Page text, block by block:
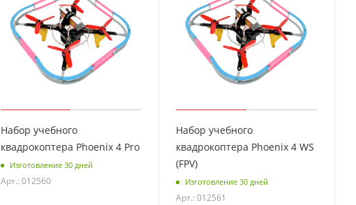
Набор учебного
квадрокоптера Phoenix 4 Pro
Изготовление 30 дней
Арт.: 012560
Набор учебного
квадрокоптера Phoenix 4 WS
(FPV)
Изготовление 30 дней
Арт.: 012561